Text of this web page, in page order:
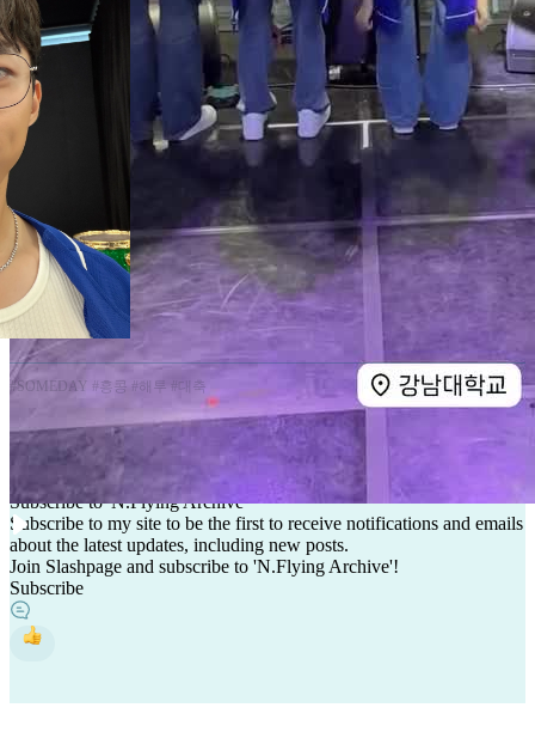
#SOMEDAY #홍콩 #해투 #대축
Subscribe to 'N.Flying Archive'
Subscribe to my site to be the first to receive notifications and emails
about the latest updates, including new posts.
Join Slashpage and subscribe to 'N.Flying Archive'!
Subscribe